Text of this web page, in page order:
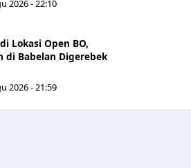
2026 - 22:10
Lokasi Open BO,
di Babelan Digerebek
2026 - 21:59